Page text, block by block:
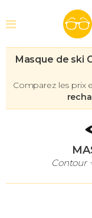
Masque de ski
Comparez les prix
Contour